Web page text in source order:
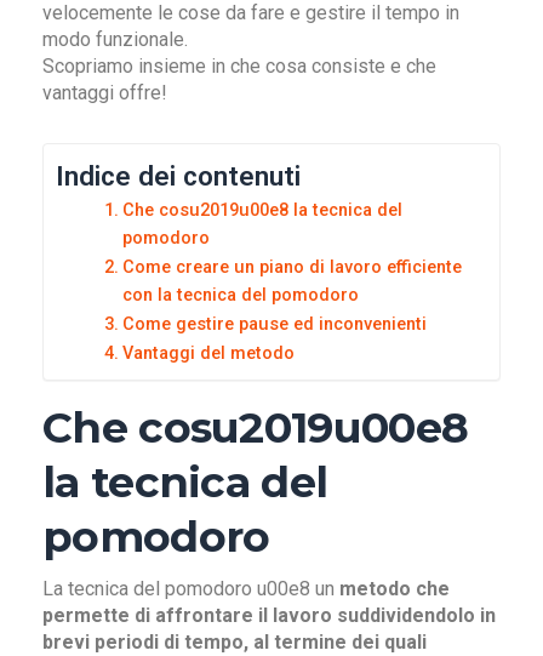
velocemente le cose da fare e gestire il tempo in
modo funzionale.
Scopriamo insieme in che cosa consiste e che
vantaggi offre!
Indice dei contenuti
Che cosu2019u00e8 la tecnica del
pomodoro
Come creare un piano di lavoro efficiente
con la tecnica del pomodoro
Come gestire pause ed inconvenienti
Vantaggi del metodo
Che cosu2019u00e8
la tecnica del
pomodoro
La tecnica del pomodoro u00e8 un metodo che
permette di affrontare il lavoro suddividendolo in
brevi periodi di tempo, al termine dei quali